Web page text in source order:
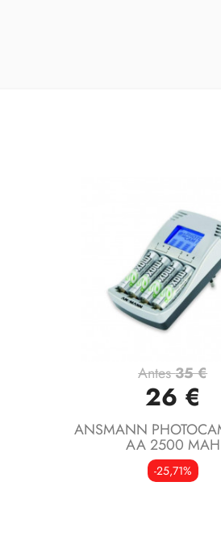
Vista rápida
Antes35 €
26 €
ANSMANN
AA 2500 MAH
-25,71%